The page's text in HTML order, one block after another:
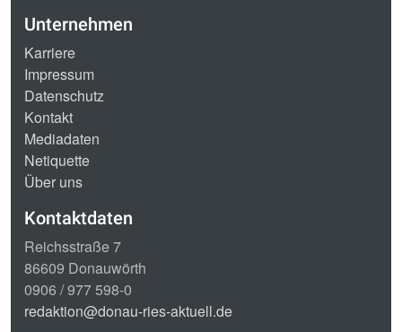
Unternehmen
Karriere
Impressum
Datenschutz
Kontakt
Mediadaten
Netiquette
Über uns
Kontaktdaten
Reichsstraße 7
86609 Donauwörth
0906 / 977 598-0
redaktion@donau-ries-aktuell.de